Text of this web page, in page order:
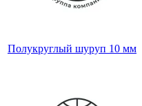
Полукруглый шуруп 10 мм